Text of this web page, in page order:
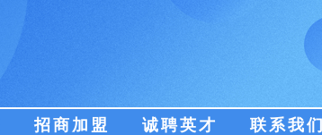
招商加盟 诚聘英才 联系我们